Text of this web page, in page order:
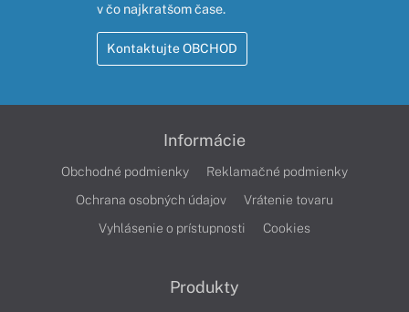
v čo najkratšom čase.
Kontaktujte OBCHOD
Informácie
Obchodné podmienky
Reklamačné podmienky
Ochrana osobných údajov
Vrátenie tovaru
Vyhlásenie o prístupnosti
Cookies
Produkty